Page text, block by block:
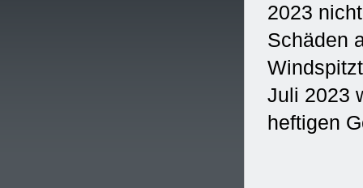
2023
Schäden
Juli 2023
heftigen